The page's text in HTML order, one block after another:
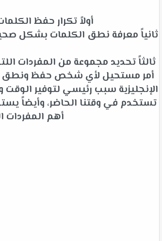
أولاً تكرار حفظ
ثانياً معرفة نطق الكلمات بشكل
ثالثاً تحديد مجموعة من المفردات
أمر مستحيل لأي شخص حفظ ونطق
الإنجليزية سبب رئيسي لتوفير
تستخدم في وقتنا الحاضر، وأيضاً
أهم المفردات